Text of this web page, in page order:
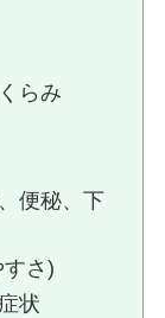
らみ
便秘、下
さ)
状